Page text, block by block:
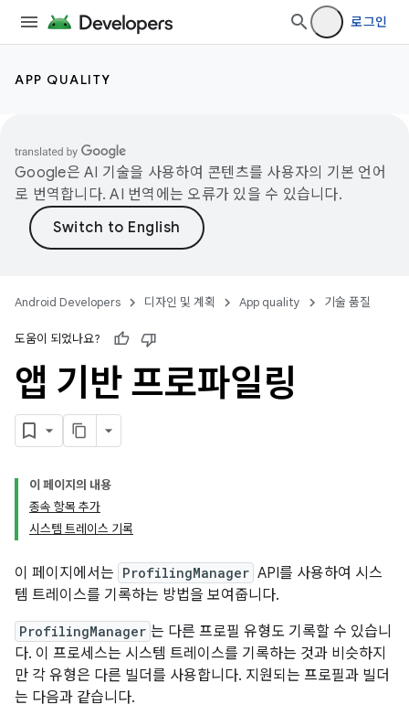
로그인
APP QUALITY
Google은 AI 기술을 사용하여 콘텐츠를 사용자의 기본 언어
로 번역합니다. AI 번역에는 오류가 있을 수 있습니다.
Android Developers 디자인 및 계획 App quality 기술 품질
도움이 되었나요?
앱 기반 프로파일링
이 페이지의 내용
종속 항목 추가
시스템 트레이스 기록
이 페이지에서는 ProfilingManager API를 사용하여 시스
템 트레이스를 기록하는 방법을 보여줍니다.
ProfilingManager 는 다른 프로필 유형도 기록할 수 있습니
다. 이 프로세스는 시스템 트레이스를 기록하는 것과 비슷하지
만 각 유형은 다른 빌더를 사용합니다. 지원되는 프로필과 빌더
는 다음과 같습니다.